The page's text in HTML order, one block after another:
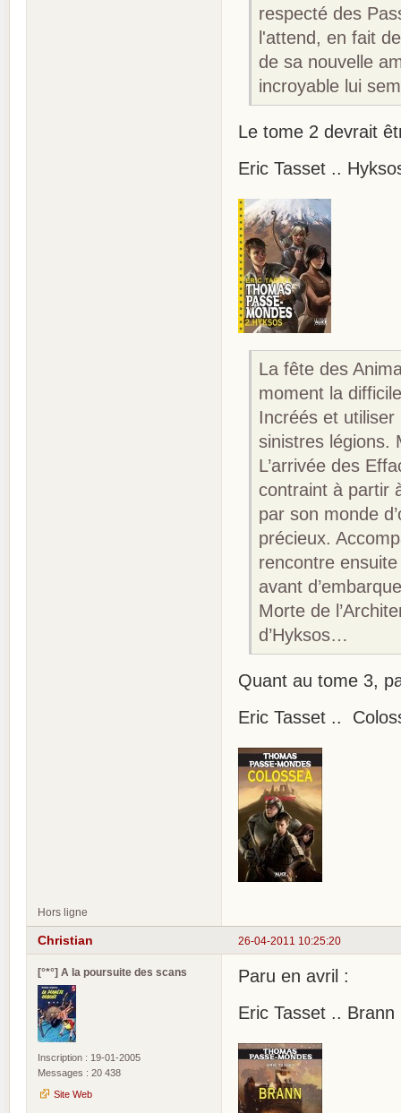
respecté des
l'attend, en fait
de sa nouvelle
incroyable lui
Le tome 2 devrait
Eric Tasset ..
La fête des
moment la
Incréés et
sinistres légions.
L’arrivée des
contraint à partir
par son monde
précieux.
rencontre
avant
Morte de
d’Hyksos…
Quant au tome 3,
Eric Tasset ..
Hors ligne
26-04-2011 10:25:20
Christian
[°*°] A la poursuite des scans
Inscription : 19-01-2005
Messages : 20 438
Site Web
Paru en avril :
Eric Tasset ..